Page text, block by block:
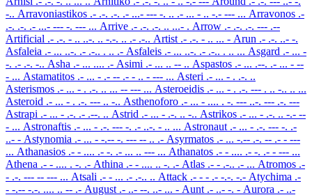
-.. Arravoniastikos .- .-. .-. .- ...- --- -. .. .- ... - .. -.- --- ... Arravonos .-
.-. .-. .- ...- --- -. --- ... Arrive .- .-. .-. .. ...- . Arrow .- .-. .-. --- .--
Artificial .- .-. - .. ..-. .. -.-. .. .- .-.. Artist .- .-. - .. ... - Arun .- .-. ..- -.
Asfaleia .- ... ..-. .- .-.. . .. .- Asfaleis .- ... ..-. .- .-.. . .. ... Asgard .- ... -
-. .- .-. -.. Asha .- ... .... .- Asimi .- ... .. -- .. Aspastos .- ... .--. .- ... - --
- ... Astamatitos .- ... - .- -- .- - .. - --- ... Asteri .- ... - . .-. ..
Asterismos .- ... - . .-. .. ... -- --- ... Asteroeidis .- ... - . .-. --- . .. -.. .. ...
Asteroid .- ... - . .-. --- .. -.. Asthenoforo .- ... - .... . -. --- ..-. --- .-. ---
Astrapi .- ... - .-. .- .--. .. Astrid .- ... - .-. .. -.. Astrikos .- ... - .-. .. -.- --
- ... Astronaftis .- ... - .-. --- -. .- ..-. - .. ... Astronaut .- ... - .-. --- -. .-
..- - Astynomia .- ... - -.-- -. --- -- .. .- Asyrmatos .- ... -.-- .-. -- .- - ---
... Athanasios .- - .... .- -. .- ... .. --- ... Athanatos .- - .... .- -. .- - --- ...
Athena .- - .... . -. .- Athina .- - .... .. -. .- Atlas .- - .-.. .- ... Atromos .-
- .-. --- -- --- ... Atsali .- - ... .- .-.. .. Attack .- - - .- -.-. -.- Atychima .-
- -.-- -.-. .... .. -- .- August .- ..- --. ..- ... - Aunt .- ..- -. - Aurora .- ..-